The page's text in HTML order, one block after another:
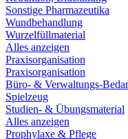
Sonstige Pharmazeutika
Wundbehandlung
Wurzelfüllmaterial
Alles anzeigen
Praxisorganisation
Praxisorganisation
Büro- & Verwaltungs-
Spielzeug
Studien- & Übungsmaterial
Alles anzeigen
Prophylaxe & Pflege